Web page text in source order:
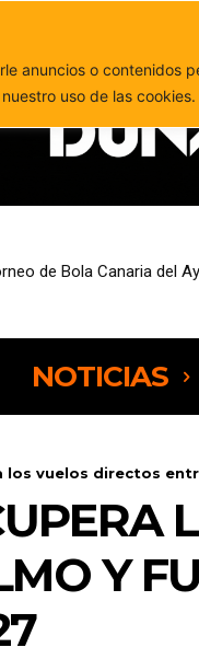
anuncios o contenidos
uso de las cookies.
de Bola Canaria del
se coronan
NOTICIAS
los vuelos directos
Y